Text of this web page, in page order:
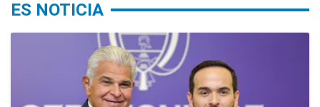
ES NOTICIA